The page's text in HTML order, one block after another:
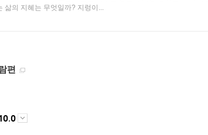
삶의 지혜는 무엇일까? 지렁이...
편